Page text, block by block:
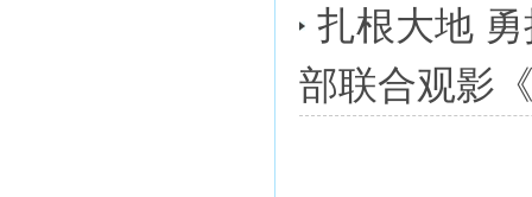
扎根大地
部联合观影